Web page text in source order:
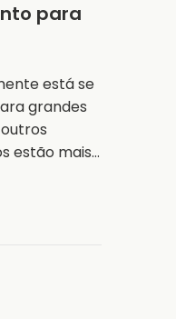
para
está se
grandes
estão mais…